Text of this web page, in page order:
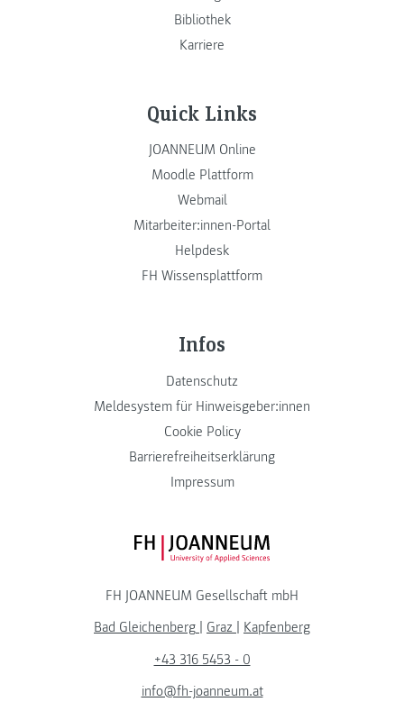
Bibliothek
Karriere
Quick Links
JOANNEUM Online
Moodle Plattform
Webmail
Mitarbeiter:innen-Portal
Helpdesk
FH Wissensplattform
Infos
Datenschutz
Meldesystem für Hinweisgeber:innen
Cookie Policy
Barrierefreiheitserklärung
Impressum
FH JOANNEUM Logo
FH JOANNEUM Gesellschaft mbH
Bad Gleichenberg
Graz
Kapfenberg
+43 316 5453 - 0
info@fh-joanneum.at